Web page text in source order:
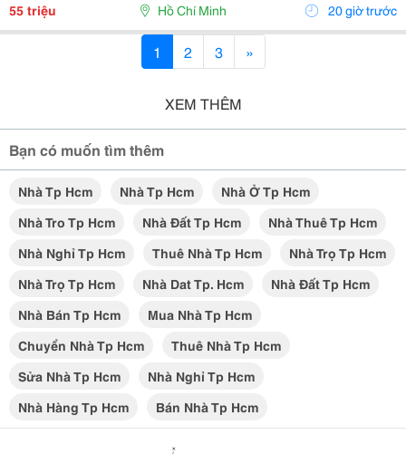
50 Nhân Sự. &Bull; Thiết Kế Mở, Tạo Môi...
55 triệu Hồ Chí Minh 20 giờ trước
1 2 3 »
XEM THÊM
Bạn có muốn tìm thêm
Nhà Tp Hcm Nhà Tp Hcm
Nhà Ở Tp Hcm
Nhà Tro Tp Hcm
Nhà Đất Tp Hcm
Nhà Thuê Tp Hcm
Nhà Nghỉ Tp Hcm
Thuê Nhà Tp Hcm
Nhà Trọ Tp Hcm
Nhà Trọ Tp Hcm
Nhà Dat Tp. Hcm
Nhà Đất Tp Hcm
Nhà Bán Tp Hcm
Mua Nhà Tp Hcm
Chuyển Nhà Tp Hcm
Thuê Nhà Tp Hcm
Sửa Nhà Tp Hcm
Nhà Nghỉ Tp Hcm
Nhà Hàng Tp Hcm
Bán Nhà Tp Hcm